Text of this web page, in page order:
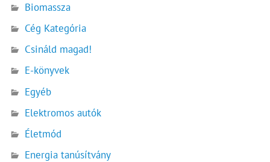
Biomassza
Cég Kategória
Csináld magad!
E-könyvek
Egyéb
Elektromos autók
Életmód
Energia tanúsítvány